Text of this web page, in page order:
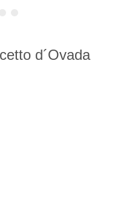
d´Ovada